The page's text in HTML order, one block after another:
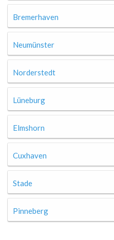
Bremerhaven
Neumünster
Norderstedt
Lüneburg
Elmshorn
Cuxhaven
Stade
Pinneberg